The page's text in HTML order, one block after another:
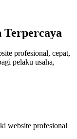
Terpercaya
profesional, cepat,
pelaku usaha,
website profesional